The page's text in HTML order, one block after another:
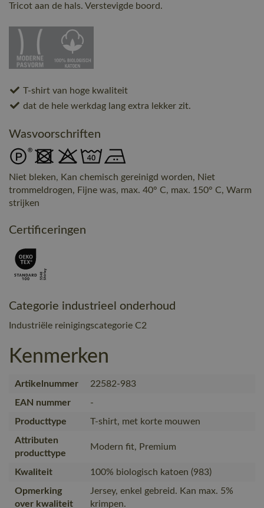
Tricot aan de hals. Verstevigde boord.
T-shirt van hoge kwaliteit
dat de hele werkdag lang extra lekker zit.
Wasvoorschriften
Niet bleken, Kan chemisch gereinigd worden, Niet
trommeldrogen, Fijne was, max. 40° C, max. 150° C, Warm
strijken
Certificeringen
Categorie industrieel onderhoud
Industriële reinigingscategorie C2
Kenmerken
Artikelnummer
22582-983
EAN nummer
-
Producttype
T-shirt, met korte mouwen
Attributen
producttype
Modern fit, Premium
Kwaliteit
100% biologisch katoen (983)
Opmerking
over kwaliteit
Jersey, enkel gebreid. Kan max. 5%
krimpen.